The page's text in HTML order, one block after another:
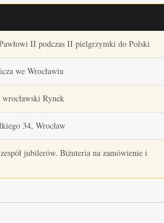
II podczas II pielgrzymki do Polski
we Wrocławiu
Rynek
34, Wrocław
jubilerów. Biżuteria na zamówienie i